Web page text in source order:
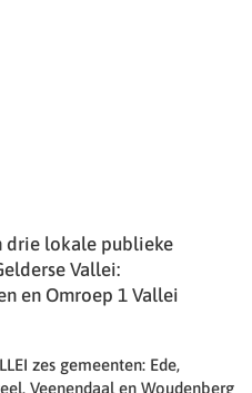
drie lokale publieke
Vallei:
en Omroep 1 Vallei
zes gemeenten: Ede,
Veenendaal en Woudenberg